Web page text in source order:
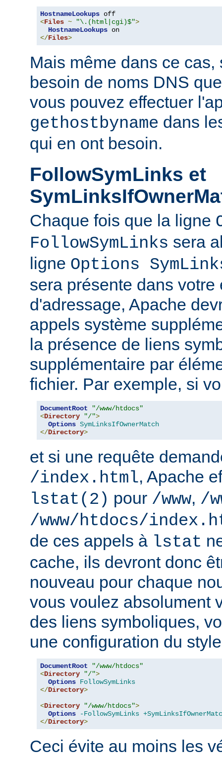
HostnameLookups
<Files ~ "\.(html|cgi)$">
HostnameLookups
</Files>
Mais même dans ce cas,
besoin de noms DNS
vous pouvez effectuer
gethostbyname dans
qui en ont besoin.
FollowSymLinks et
Chaque fois que la ligne
FollowSymLinks sera
ligne Options
sera présente dans votre
d'adressage, Apache
appels système
la présence de liens
supplémentaire par
fichier. Par exemple, si
DocumentRoot
"/www/htdocs"
<Directory "/">
Options SymLinksIfOwnerMatch
</Directory>
et si une requête
/index.html, Apache
lstat(2) pour /www, /
/www/htdocs/
de ces appels à lstat
cache, ils devront donc
nouveau pour chaque
vous voulez absolument
des liens symboliques,
une configuration du
DocumentRoot
"/www/htdocs"
<Directory "/">
Options FollowSymLinks
</Directory>
<Directory "/www/htdocs">
Options
-FollowSymLinks
</Directory>
Ceci évite au moins les